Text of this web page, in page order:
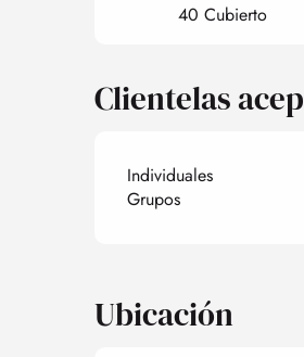
40 Cubierto
Clientelas
Individuales
Grupos
Ubicación